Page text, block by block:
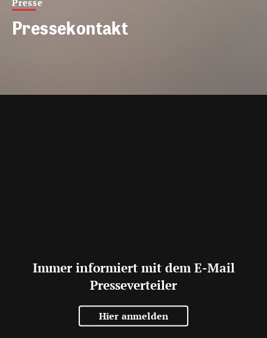
Presse
Pressekontakt
Immer informiert mit dem E-Mail
Presseverteiler
Hier anmelden